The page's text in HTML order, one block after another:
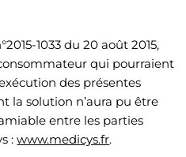
1033 du 20 août 2015,
qui pourraient
des présentes
la solution n’aura pu être
entre les parties
:www.medicys.fr.